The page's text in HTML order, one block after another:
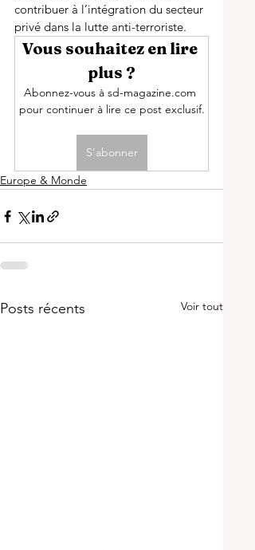
contribuer à l’intégration du secteur
privé dans la lutte anti-terroriste.
Vous souhaitez en lire
plus ?
Abonnez-vous à sd-magazine.com
pour continuer à lire ce post exclusif.
S'abonner
Europe & Monde
Posts récents Voir tout